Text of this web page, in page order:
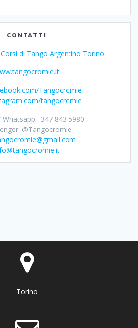
CONTATTI
di Tango Argentino Torino
Tangocromie
tangocromie
Whatsapp: 347 843 5980
@Tangocromie
Torino